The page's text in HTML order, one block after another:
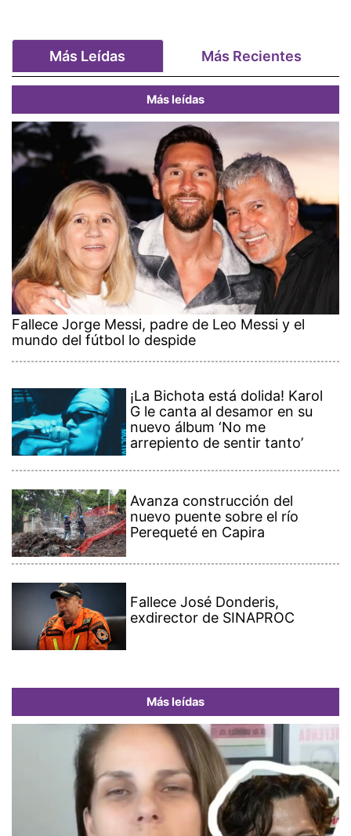
Más Leídas Más Recientes
Más leídas
Fallece Jorge Messi, padre de Leo Messi y el
mundo del fútbol lo despide
¡La Bichota está dolida! Karol
G le canta al desamor en su
nuevo álbum ‘No me
arrepiento de sentir tanto’
Avanza construcción del
nuevo puente sobre el río
Perequeté en Capira
Fallece José Donderis,
exdirector de SINAPROC
Más leídas